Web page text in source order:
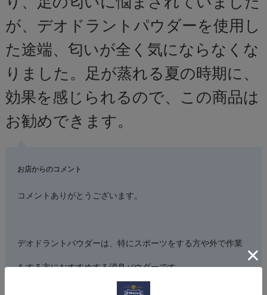
が、デオドラントパウダーを使用し
た途端、匂いが全く気にならなくな
りました。足が蒸れる夏の時期に、
効果を感じられるので、この商品は
お勧めできます。
お店からのコメント
コメントありがとうございます。
デオドラントパウダーは、特にスポーツをする方や外で作業
をする方におすすめする消臭パウダーです。